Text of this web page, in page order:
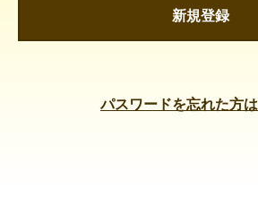
新規登録
パスワードを忘れた方